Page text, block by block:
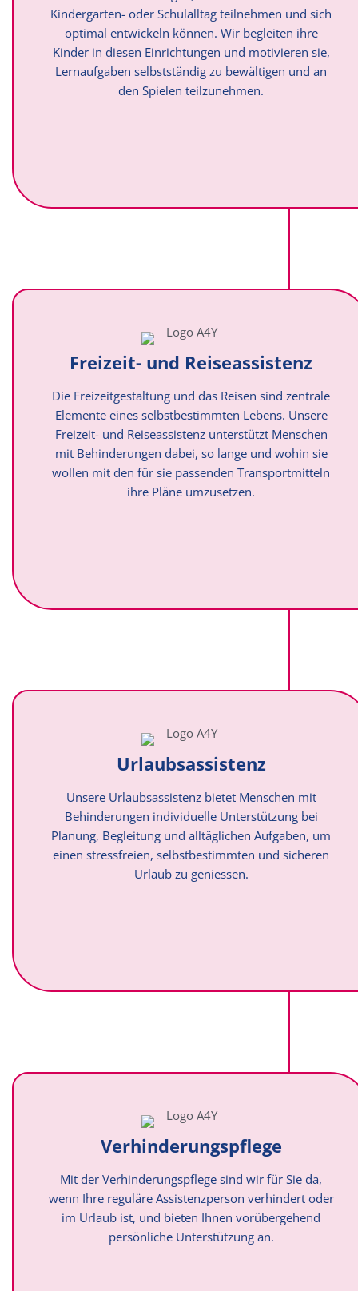
Kindergarten- oder Schulalltag teilnehmen und sich
optimal entwickeln können. Wir begleiten ihre
Kinder in diesen Einrichtungen und motivieren sie,
Lernaufgaben selbstständig zu bewältigen und an
den Spielen teilzunehmen.
Freizeit- und Reiseassistenz
Die Freizeitgestaltung und das Reisen sind zentrale
Elemente eines selbstbestimmten Lebens. Unsere
Freizeit- und Reiseassistenz unterstützt Menschen
mit Behinderungen dabei, so lange und wohin sie
wollen mit den für sie passenden Transportmitteln
ihre Pläne umzusetzen.
Urlaubsassistenz
Unsere Urlaubsassistenz bietet Menschen mit
Behinderungen individuelle Unterstützung bei
Planung, Begleitung und alltäglichen Aufgaben, um
einen stressfreien, selbstbestimmten und sicheren
Urlaub zu geniessen.
Verhinderungspflege
Mit der Verhinderungspflege sind wir für Sie da,
wenn Ihre reguläre Assistenzperson verhindert oder
im Urlaub ist, und bieten Ihnen vorübergehend
persönliche Unterstützung an.